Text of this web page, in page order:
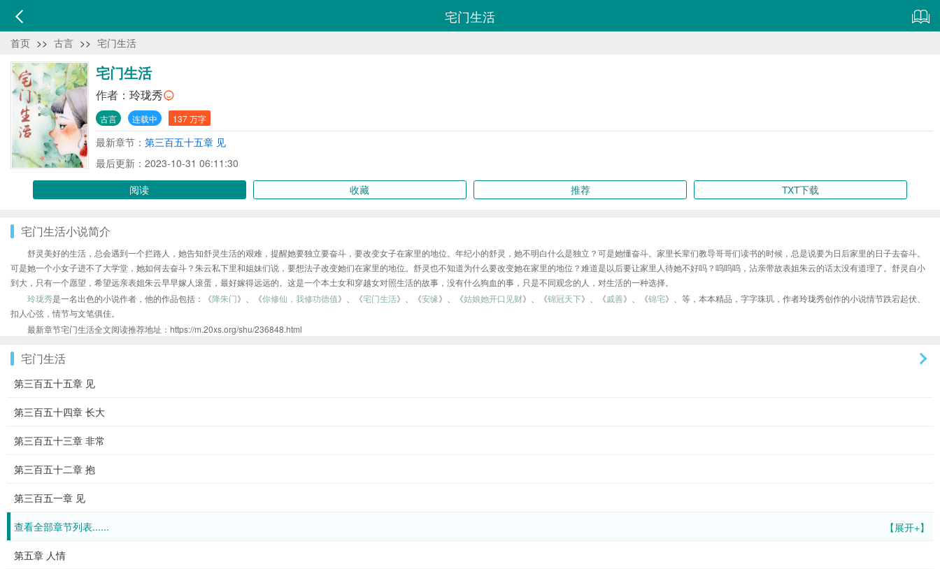
宅门生活
首页 >> 古言 >> 宅门生活
宅门生活
作者： 玲珑秀
古言 连载中 137 万字
最新章节： 第三百五十五章 见
最后更新：2023-10-31 06:11:30
阅读
收藏 推荐 TXT下载
宅门生活小说简介
舒灵美好的生活，总会遇到一个拦路人，她告知舒灵生活的艰难，提醒她要独立要奋斗，要改变女子在家里的地位。年纪小的舒灵，她不明白什么是独立？可是她懂奋斗。家里长辈们教导哥哥们读书的时候，总是说要为日后家里的日子去奋斗。
可是她一个小女子进不了大学堂，她如何去奋斗？朱云私下里和姐妹们说，要想法子改变她们在家里的地位。舒灵也不知道为什么要改变她在家里的地位？难道是以后要让家里人待她不好吗？呜呜呜，沾亲带故表姐朱云的话太没有道理了。舒灵自小
到大，只有一个愿望，希望远亲表姐朱云早早嫁人滚蛋，最好嫁得远远的。这是一个本土女和穿越女对照生活的故事，没有什么狗血的事，只是不同观念的人，对生活的一种选择。
玲珑秀是一名出色的小说作者，他的作品包括：《降朱门》、《你修仙，我修功德值》、《宅门生活》、《安缘》、《姑娘她开口见财》、《锦冠天下》、《戚善》、《锦宅》、等，本本精品，字字珠玑，作者玲珑秀创作的小说情节跌宕起伏、
扣人心弦，情节与文笔俱佳。
最新章节宅门生活全文阅读推荐地址：https://m.20xs.org/shu/236848.html
宅门生活
第三百五十五章 见
第三百五十四章 长大
第三百五十三章 非常
第三百五十二章 抱
第三百五一章 见
【展开+】
查看全部章节列表......
第五章 人情